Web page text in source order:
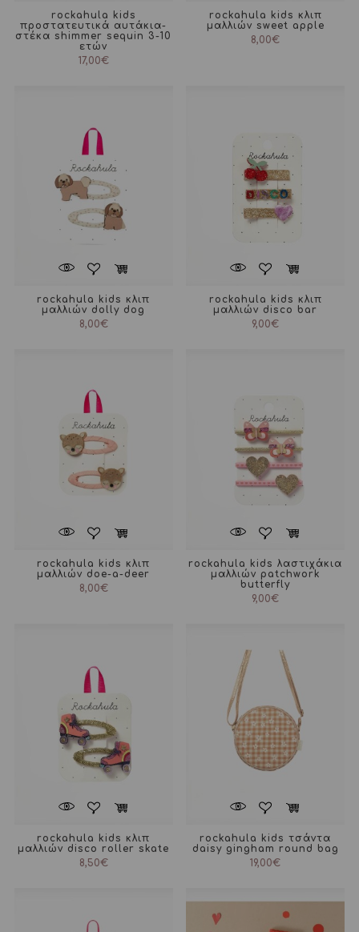
rockahula kids
προστατευτικά αυτάκια-
στέκα shimmer sequin 3-10
ετών
17,00€
rockahula kids κλιπ
μαλλιών sweet apple
8,00€
rockahula kids κλιπ
μαλλιών dolly dog
8,00€
rockahula kids κλιπ
μαλλιών disco bar
9,00€
rockahula kids κλιπ
μαλλιών doe-a-deer
8,00€
rockahula kids λαστιχάκια
μαλλιών patchwork
butterfly
9,00€
rockahula kids κλιπ
μαλλιών disco roller skate
8,50€
rockahula kids τσάντα
daisy gingham round bag
19,00€